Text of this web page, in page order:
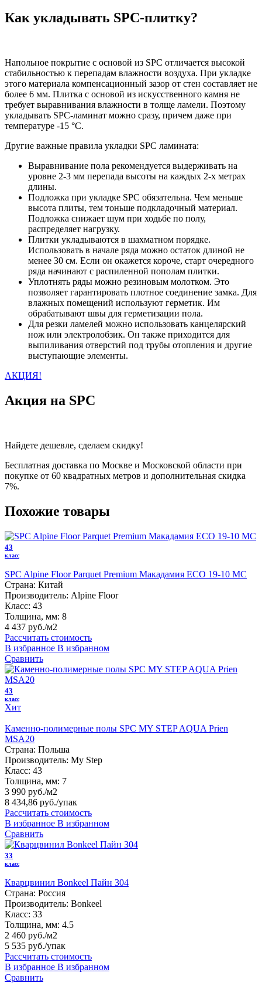
Как укладывать SPC-плитку?
Напольное покрытие с основой из SPC отличается высокой
стабильностью к перепадам влажности воздуха. При укладке
этого материала компенсационный зазор от стен составляет не
более 6 мм. Плитка с основой из искусственного камня не
требует выравнивания влажности в толще ламели. Поэтому
укладывать SPC-ламинат можно сразу, причем даже при
температуре -15 °C.
Другие важные правила укладки SPC ламината:
Выравнивание пола рекомендуется выдерживать на
уровне 2-3 мм перепада высоты на каждых 2-х метрах
длины.
Подложка при укладке SPC обязательна. Чем меньше
высота плиты, тем тоньше подкладочный материал.
Подложка снижает шум при ходьбе по полу,
распределяет нагрузку.
Плитки укладываются в шахматном порядке.
Использовать в начале ряда можно остаток длиной не
менее 30 см. Если он окажется короче, старт очередного
ряда начинают с распиленной пополам плитки.
Уплотнять ряды можно резиновым молотком. Это
позволяет гарантировать плотное соединение замка. Для
влажных помещений используют герметик. Им
обрабатывают швы для герметизации пола.
Для резки ламелей можно использовать канцелярский
нож или электролобзик. Он также приходится для
выпиливания отверстий под трубы отопления и другие
выступающие элементы.
АКЦИЯ!
Акция на SPC
Найдете дешевле, сделаем скидку!
Бесплатная доставка по Москве и Московской области при
покупке от 60 квадратных метров и дополнительная скидка
7%.
Похожие товары
43
класс
SPC Alpine Floor Parquet Premium Макадамия ECO 19-10 MC
Страна: Китай
Производитель: Alpine Floor
Класс: 43
Толщина, мм: 8
4 437 руб./м2
Рассчитать стоимость
В избранное В избранном
Сравнить
43
класс
Хит
Каменно-полимерные полы SPC MY STEP AQUA Prien
MSA20
Страна: Польша
Производитель: My Step
Класс: 43
Толщина, мм: 7
3 990 руб./м2
8 434,86 руб./упак
Рассчитать стоимость
В избранное В избранном
Сравнить
33
класс
Кварцвинил Bonkeel Пайн 304
Страна: Россия
Производитель: Bonkeel
Класс: 33
Толщина, мм: 4.5
2 460 руб./м2
5 535 руб./упак
Рассчитать стоимость
В избранное В избранном
Сравнить